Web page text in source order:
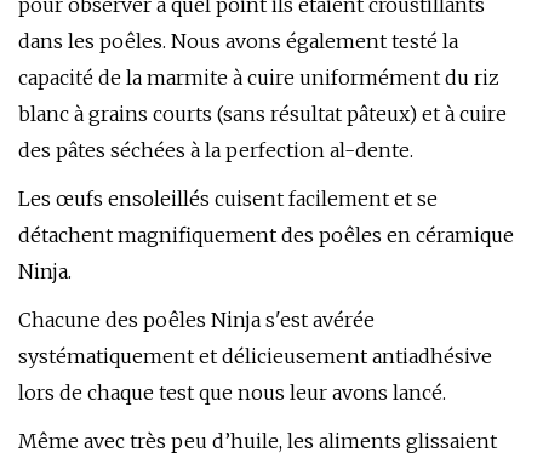
pour observer à quel point ils étaient croustillants
dans les poêles. Nous avons également testé la
capacité de la marmite à cuire uniformément du riz
blanc à grains courts (sans résultat pâteux) et à cuire
des pâtes séchées à la perfection al-dente.
Les œufs ensoleillés cuisent facilement et se
détachent magnifiquement des poêles en céramique
Ninja.
Chacune des poêles Ninja s'est avérée
systématiquement et délicieusement antiadhésive
lors de chaque test que nous leur avons lancé.
Même avec très peu d’huile, les aliments glissaient